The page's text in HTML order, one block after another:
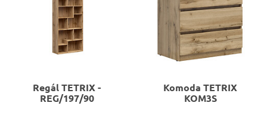
Regál TETRIX -
REG/197/90
Komoda TETRIX
KOM3S